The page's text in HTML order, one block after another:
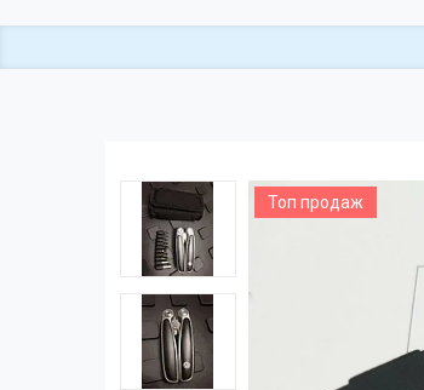
Топ продаж